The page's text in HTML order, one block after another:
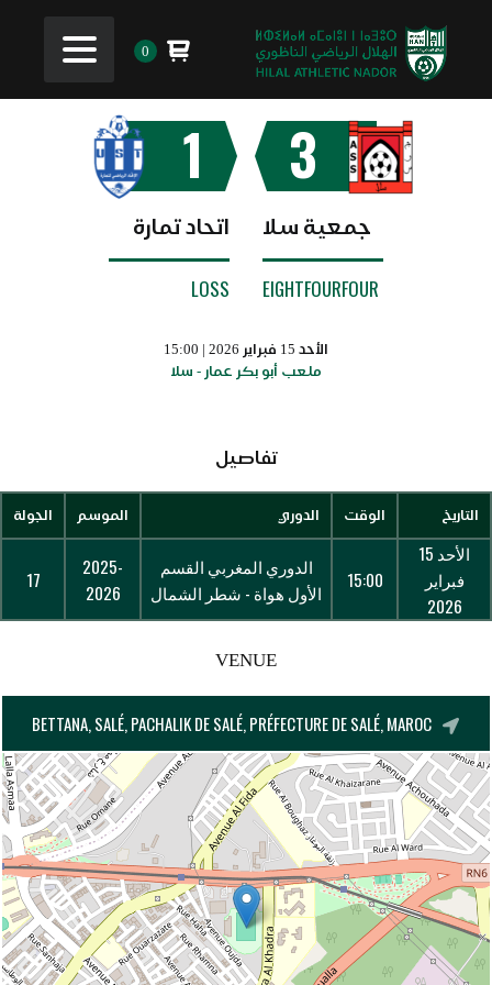
0
3
جمعية سلا
EIGHTFOURFOUR
1
اتحاد تمارة
LOSS
الأحد 15 فبراير 2026 | 15:00
ملعب أبو بكر عمار - سلا
تفاصيل
التاريخ الوقت الدوري الموسم الجولة
الأحد 15
فبراير
2026
15:00
الدوري المغربي القسم
الأول هواة - شطر الشمال
2025-
2026
17
VENUE
BETTANA, SALÉ, PACHALIK DE SALÉ, PRÉFECTURE DE SALÉ, MAROC